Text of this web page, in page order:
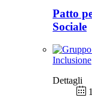
Patto
Sociale
Inclusione
Dettagli